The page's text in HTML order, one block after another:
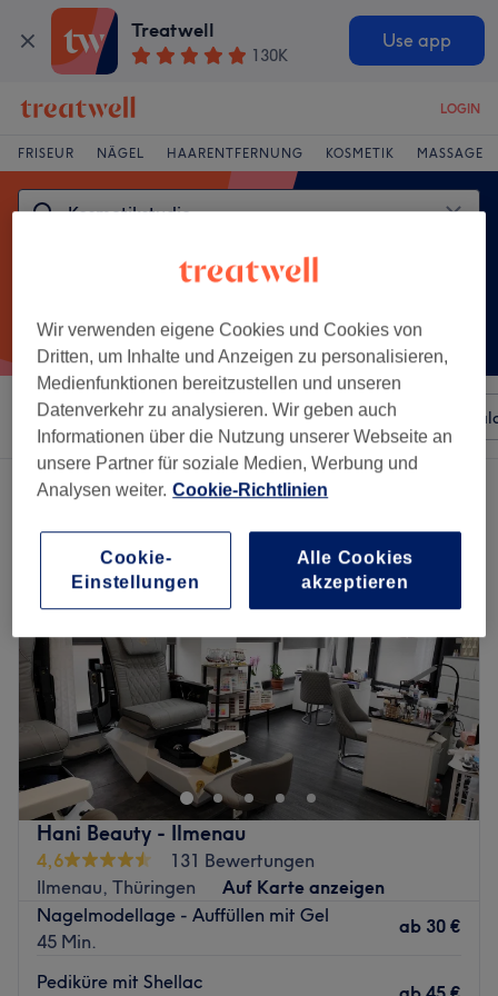
Treatwell
130K
Use app
LOGIN
FRISEUR NÄGEL HAARENTFERNUNG KOSMETIK MASSAGE
Sortieren nach Beliebiger Preis Besonderheiten
Ein Salon, der anbietet: kosmetikstudio in Ilmenau, Thüringen
Hani Beauty - Ilmenau
4,6
131 Bewertungen
Ilmenau, Thüringen
Auf Karte anzeigen
Nagelmodellage - Auffüllen mit Gel
45 Min.
ab 30 €
Pediküre mit Shellac
Wir verwenden eigene Cookies und Cookies von
Dritten, um Inhalte und Anzeigen zu personalisieren,
Medienfunktionen bereitzustellen und unseren
Datenverkehr zu analysieren. Wir geben auch
Informationen über die Nutzung unserer Webseite an
unsere Partner für soziale Medien, Werbung und
Analysen weiter. Cookie-Richtlinien
Cookie-
Einstellungen
Alle Cookies
akzeptieren